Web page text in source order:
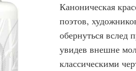
Каноническая
поэтов,
обернуться
увидев внешне
классическими